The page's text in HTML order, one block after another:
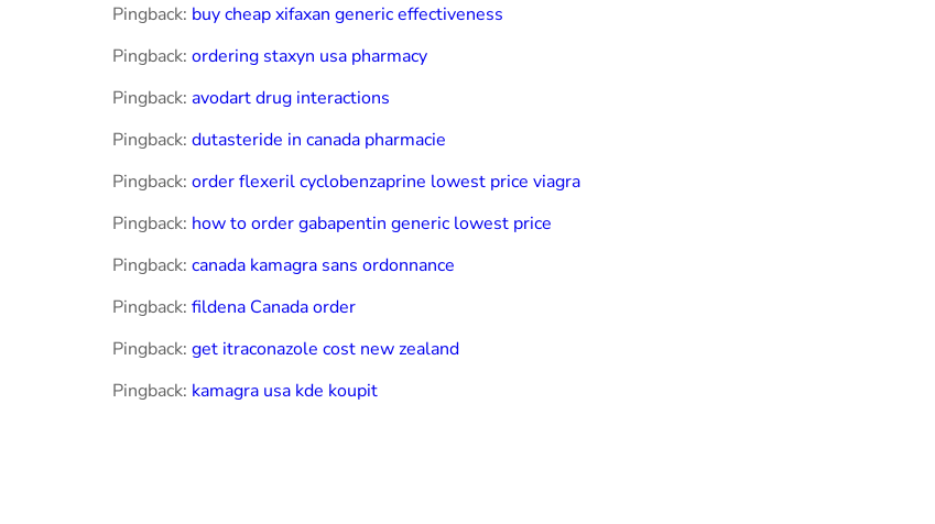
Pingback: buy cheap xifaxan generic effectiveness
Pingback: ordering staxyn usa pharmacy
Pingback: avodart drug interactions
Pingback: dutasteride in canada pharmacie
Pingback: order flexeril cyclobenzaprine lowest price viagra
Pingback: how to order gabapentin generic lowest price
Pingback: canada kamagra sans ordonnance
Pingback: fildena Canada order
Pingback: get itraconazole cost new zealand
Pingback: kamagra usa kde koupit